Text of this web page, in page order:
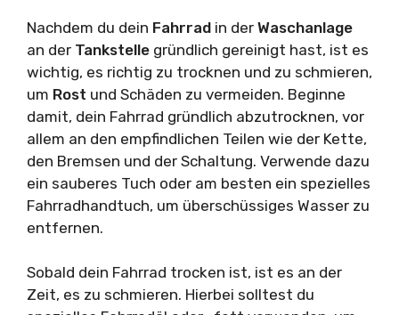
Nachdem du dein Fahrrad in der Waschanlage
an der Tankstelle gründlich gereinigt hast, ist es
wichtig, es richtig zu trocknen und zu schmieren,
um Rost und Schäden zu vermeiden. Beginne
damit, dein Fahrrad gründlich abzutrocknen, vor
allem an den empfindlichen Teilen wie der Kette,
den Bremsen und der Schaltung. Verwende dazu
ein sauberes Tuch oder am besten ein spezielles
Fahrradhandtuch, um überschüssiges Wasser zu
entfernen.
Sobald dein Fahrrad trocken ist, ist es an der
Zeit, es zu schmieren. Hierbei solltest du